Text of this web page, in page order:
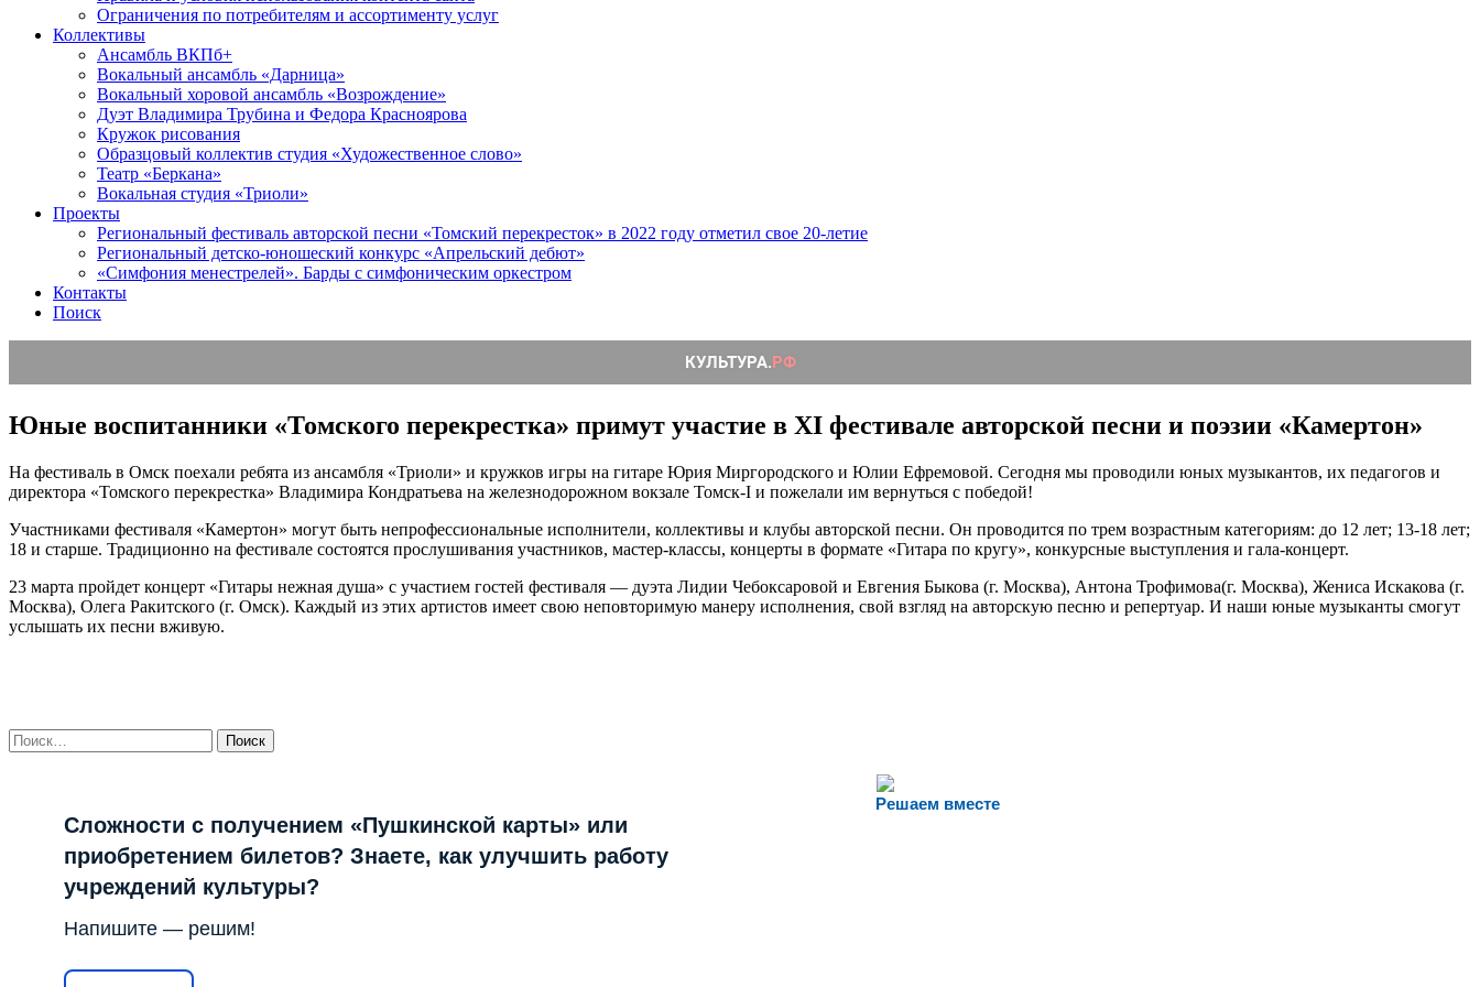
Ограничения по потребителям и ассортименту услуг
Коллективы
Ансамбль ВКПб+
Вокальный ансамбль «Дарница»
Вокальный хоровой ансамбль «Возрождение»
Дуэт Владимира Трубина и Федора Красноярова
Кружок рисования
Образцовый коллектив студия «Художественное слово»
Театр «Беркана»
Вокальная студия «Триоли»
Проекты
Региональный фестиваль авторской песни «Томский перекресток» в 2022 году отметил свое 20-летие
Региональный детско-юношеский конкурс «Апрельский дебют»
«Симфония менестрелей». Барды с симфоническим оркестром
Контакты
Поиск
Юные воспитанники «Томского перекрестка» примут участие в XI фестивале авторской песни и поэзии «Камертон»
На фестиваль в Омск поехали ребята из ансамбля «Триоли» и кружков игры на гитаре Юрия Миргородского и Юлии Ефремовой. Сегодня мы проводили юных музыкантов, их педагогов и
директора «Томского перекрестка» Владимира Кондратьева на железнодорожном вокзале Томск-I и пожелали им вернуться с победой!
Участниками фестиваля «Камертон» могут быть непрофессиональные исполнители, коллективы и клубы авторской песни. Он проводится по трем возрастным категориям: до 12 лет; 13-18 лет;
18 и старше. Традиционно на фестивале состоятся прослушивания участников, мастер-классы, концерты в формате «Гитара по кругу», конкурсные выступления и гала-концерт.
23 марта пройдет концерт «Гитары нежная душа» с участием гостей фестиваля — дуэта Лидии Чебоксаровой и Евгения Быкова (г. Москва), Антона Трофимова(г. Москва), Жениса Искакова (г.
Москва), Олега Ракитского (г. Омск). Каждый из этих артистов имеет свою неповторимую манеру исполнения, свой взгляд на авторскую песню и репертуар. И наши юные музыканты смогут
услышать их песни вживую.
Найти:
Решаем вместе
Сложности с получением «Пушкинской карты» или
приобретением билетов? Знаете, как улучшить работу
учреждений культуры?
Напишите — решим!